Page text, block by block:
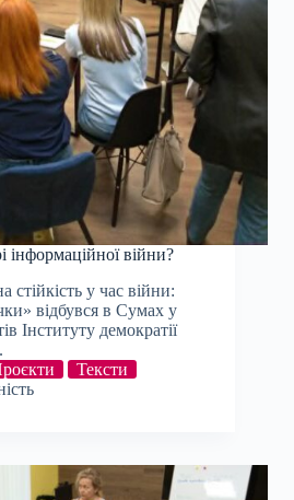
інформаційної війни?
стійкість у час війни:
відбувся в Сумах у
Інституту демократії
Тексти